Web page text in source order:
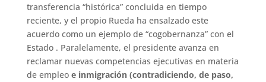
transferencia “histórica” concluida en tiempo
reciente, y el propio Rueda ha ensalzado este
acuerdo como un ejemplo de “cogobernanza” con el
Estado . Paralelamente, el presidente avanza en
reclamar nuevas competencias ejecutivas en materia
de empleo e inmigración (contradiciendo, de paso,